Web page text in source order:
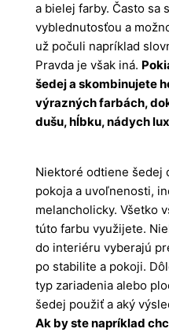
a bielej farby. Často sa
vyblednutosťou a
už počuli napríklad
Pravda je však iná.
šedej a skombinujete
výrazných farbách,
dušu, hĺbku, nádych
Niektoré odtiene šedej
pokoja a uvoľnenosti,
melancholicky. Všetko
túto farbu využijete.
do interiéru vyberajú
po stabilite a pokoji.
typ zariadenia alebo
šedej použiť a aký
Ak by ste napríklad